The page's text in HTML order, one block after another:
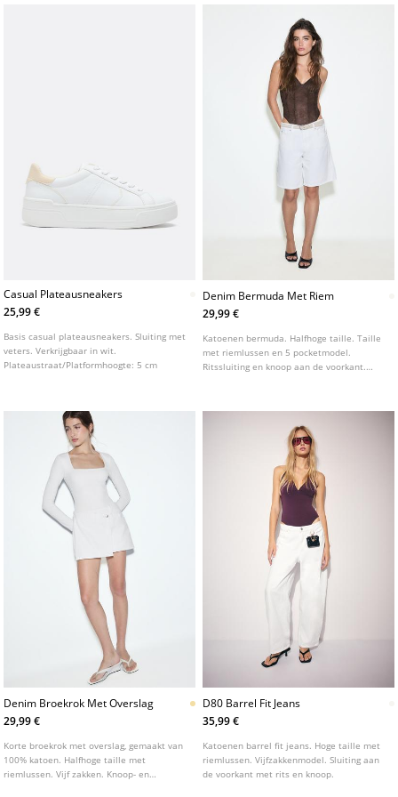
Casual Plateausneakers
25,99 €
Basis casual plateausneakers. Sluiting met
veters. Verkrijgbaar in wit.
Plateaustraat/Platformhoogte: 5 cm
Denim Bermuda Met Riem
29,99 €
Katoenen bermuda. Halfhoge taille. Taille
met riemlussen en 5 pocketmodel.
Ritssluiting en knoop aan de voorkant.
Denim Broekrok Met Overslag
29,99 €
Korte broekrok met overslag, gemaakt van
100% katoen. Halfhoge taille met
riemlussen. Vijf zakken. Knoop- en
D80 Barrel Fit Jeans
35,99 €
Katoenen barrel fit jeans. Hoge taille met
riemlussen. Vijfzakkenmodel. Sluiting aan
de voorkant met rits en knoop.